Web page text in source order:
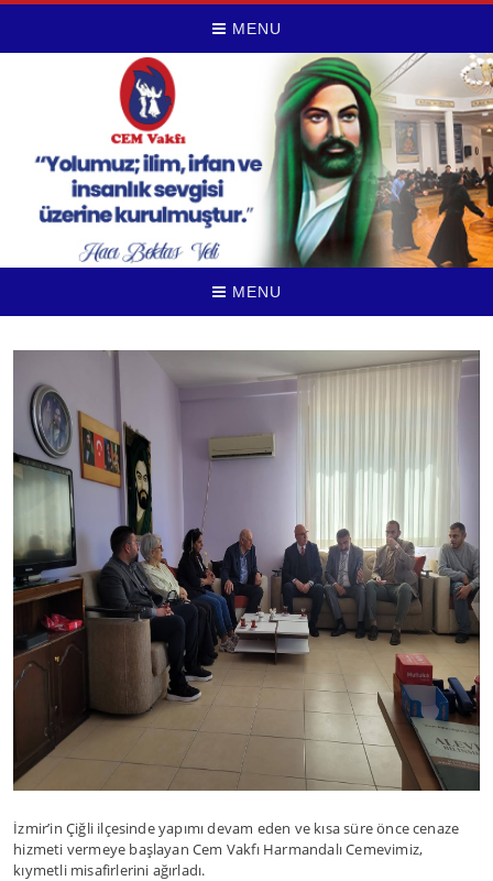
MENU
MENU
İzmir’in Çiğli ilçesinde yapımı devam eden ve kısa süre önce cenaze
hizmeti vermeye başlayan Cem Vakfı Harmandalı Cemevimiz,
kıymetli misafirlerini ağırladı.